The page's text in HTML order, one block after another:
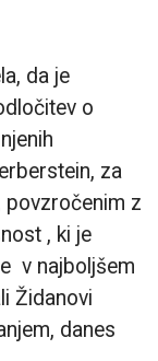
da je
o
za
povzročenim z
, ki je
v najboljšem
Židanovi
danes